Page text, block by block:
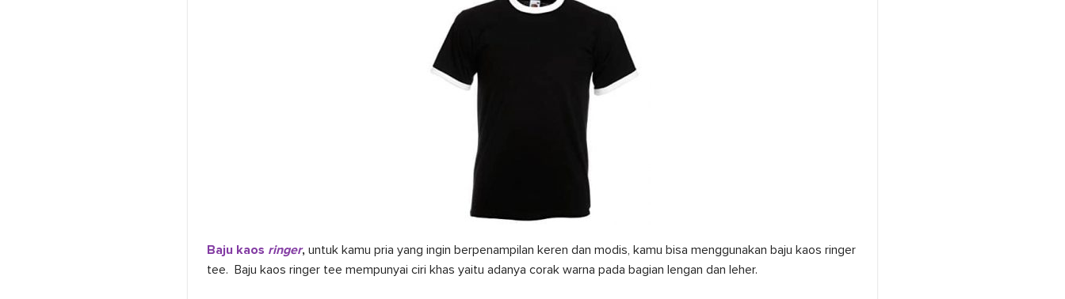
Baju kaos ringer, untuk kamu pria yang ingin berpenampilan keren dan modis, kamu bisa menggunakan baju kaos ringer
tee. Baju kaos ringer tee mempunyai ciri khas yaitu adanya corak warna pada bagian lengan dan leher.